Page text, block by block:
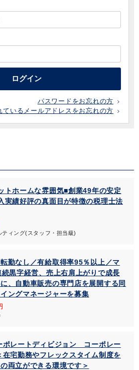
ログイン
パスワードをお忘れの方
ているメールアドレスをお忘れの方
トホームな雰囲気■創業49年の安定
実績好評の真面目が特徴の税理士法
ィング(スタッフ・担当級)
転勤なし／有給取得率95％以上／マ
黒字経営、売上右肩上がりで成長
、自動車販売の専門店を展開する同
ングマネージャーを募集
ポレートディビジョン コーポレー
在宅勤務やフレックスタイム制度を
両立ができる環境です＞